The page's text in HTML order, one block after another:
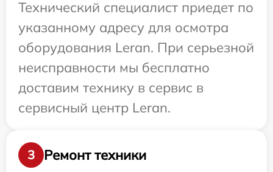
Технический специалист приедет по
указанному адресу для осмотра
оборудования Leran. При серьезной
неисправности мы бесплатно
доставим технику в сервис в
сервисный центр Leran.
3
Ремонт техники